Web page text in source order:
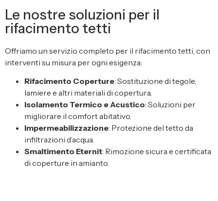
Le nostre soluzioni per il
rifacimento tetti
Offriamo un servizio completo per il rifacimento tetti, con
interventi su misura per ogni esigenza:
Rifacimento Coperture: Sostituzione di tegole,
lamiere e altri materiali di copertura.
Isolamento Termico e Acustico: Soluzioni per
migliorare il comfort abitativo.
Impermeabilizzazione: Protezione del tetto da
infiltrazioni d’acqua.
Smaltimento Eternit: Rimozione sicura e certificata
di coperture in amianto.